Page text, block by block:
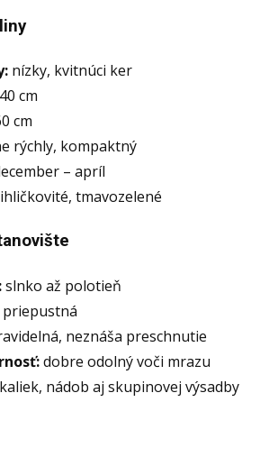
nízky, kvitnúci ker
cm
cm
rýchly, kompaktný
– apríl
tmavozelené
slnko až polotieň
priepustná
neznáša preschnutie
dobre odolný voči mrazu
nádob aj skupinovej výsadby